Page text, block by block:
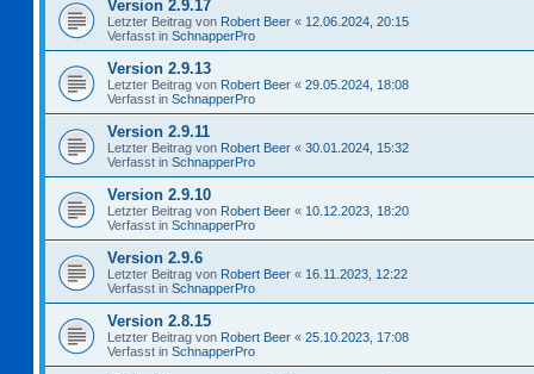
Version 2.9.17
Letzter Beitrag von Robert Beer « 12.06.2024, 20:15
Verfasst in SchnapperPro
Version 2.9.13
Letzter Beitrag von Robert Beer « 29.05.2024, 18:08
Verfasst in SchnapperPro
Version 2.9.11
Letzter Beitrag von Robert Beer « 30.01.2024, 15:32
Verfasst in SchnapperPro
Version 2.9.10
Letzter Beitrag von Robert Beer « 10.12.2023, 18:20
Verfasst in SchnapperPro
Version 2.9.6
Letzter Beitrag von Robert Beer « 16.11.2023, 12:22
Verfasst in SchnapperPro
Version 2.8.15
Letzter Beitrag von Robert Beer « 25.10.2023, 17:08
Verfasst in SchnapperPro